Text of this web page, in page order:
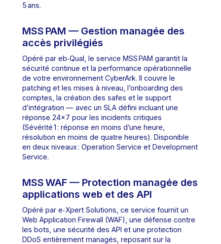
5 ans.
MSS PAM — Gestion managée des
accès privilégiés
Opéré par eb‑Qual, le service MSS PAM garantit la
sécurité continue et la performance opérationnelle
de votre environnement CyberArk. Il couvre le
patching et les mises à niveau, l’onboarding des
comptes, la création des safes et le support
d’intégration — avec un SLA défini incluant une
réponse 24×7 pour les incidents critiques
(Sévérité 1 : réponse en moins d’une heure,
résolution en moins de quatre heures). Disponible
en deux niveaux : Operation Service et Development
Service.
MSS WAF — Protection managée des
applications web et des API
Opéré par e‑Xpert Solutions, ce service fournit un
Web Application Firewall (WAF), une défense contre
les bots, une sécurité des API et une protection
DDoS entièrement managés, reposant sur la